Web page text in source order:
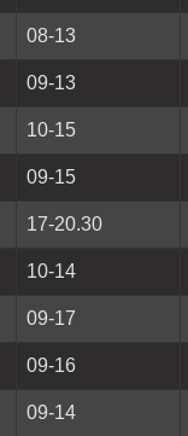
08-13
09-13
10-15
09-15
17-20.30
10-14
09-17
09-16
09-14